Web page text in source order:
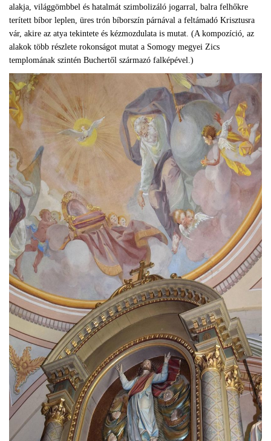
alakja, világgömbbel és hatalmát szimbolizáló jogarral, balra felhőkre
terített bíbor leplen, üres trón bíborszín párnával a feltámadó Krisztusra
vár, akire az atya tekintete és kézmozdulata is mutat. (A kompozíció, az
alakok több részlete rokonságot mutat a Somogy megyei Zics
templomának szintén Buchertől származó falképével.)